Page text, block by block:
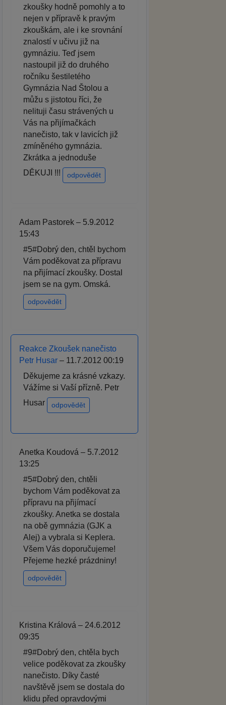
zkoušky hodně pomohly a to
nejen v přípravě k pravým
zkouškám, ale i ke srovnání
znalostí v učivu již na
gymnáziu. Teď jsem
nastoupil již do druhého
ročníku šestiletého
Gymnázia Nad Štolou a
můžu s jistotou říci, že
nelituji času strávených u
Vás na přijímačkách
nanečisto, tak v lavicích již
zmíněného gymnázia.
Zkrátka a jednoduše
DĚKUJI !!!
odpovědět
Adam Pastorek – 5.9.2012
15:43
#5#Dobrý den, chtěl bychom
Vám poděkovat za přípravu
na přijímací zkoušky. Dostal
jsem se na gym. Omská.
odpovědět
Reakce Zkoušek nanečisto
Petr Husar – 11.7.2012 00:19
Děkujeme za krásné vzkazy.
Vážíme si Vaší přízně. Petr
Husar
odpovědět
Anetka Koudová – 5.7.2012
13:25
#5#Dobrý den, chtěli
bychom Vám poděkovat za
přípravu na přijímací
zkoušky. Anetka se dostala
na obě gymnázia (GJK a
Alej) a vybrala si Keplera.
Všem Vás doporučujeme!
Přejeme hezké prázdniny!
odpovědět
Kristina Králová – 24.6.2012
09:35
#9#Dobrý den, chtěla bych
velice poděkovat za zkoušky
nanečisto. Díky časté
navštěvě jsem se dostala do
klidu před opravdovými